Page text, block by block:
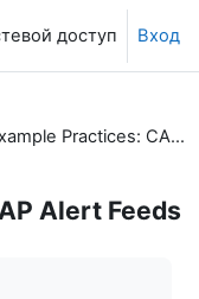
доступ Вход
Example Practices: CAP Alert Feeds
Alert Feeds